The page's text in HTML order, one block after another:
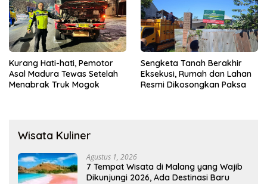
Kurang Hati-hati, Pemotor
Asal Madura Tewas Setelah
Menabrak Truk Mogok
Sengketa Tanah Berakhir
Eksekusi, Rumah dan Lahan
Resmi Dikosongkan Paksa
Wisata Kuliner
Agustus 1, 2026
7 Tempat Wisata di Malang yang Wajib
Dikunjungi 2026, Ada Destinasi Baru